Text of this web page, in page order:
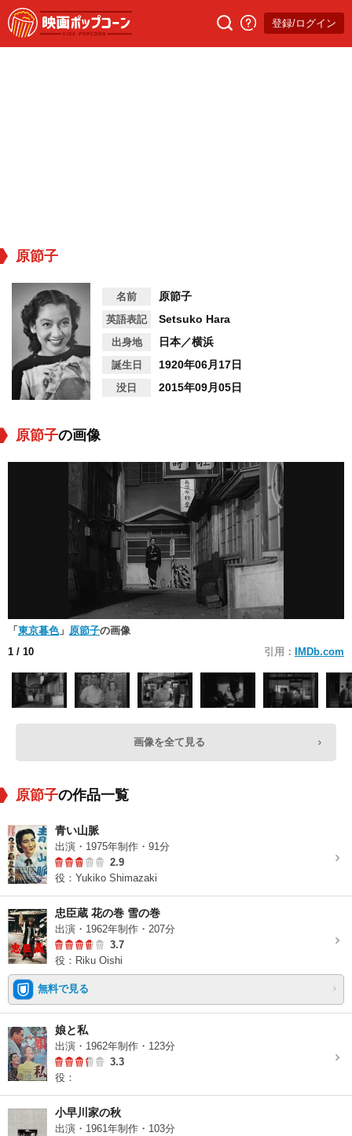
登録/ログイン
原節子
名前 原節子
英語表記 Setsuko Hara
出身地 日本／横浜
誕生日 1920年06月17日
没日 2015年09月05日
原節子の画像
「 東京暮色」 原節子の画像
1 / 10 引用： IMDb.com
画像を全て見る
原節子の作品一覧
青い山脈
出演・1975年制作・91分
2.9
役：Yukiko Shimazaki
忠臣蔵 花の巻 雪の巻
出演・1962年制作・207分
3.7
役：Riku Oishi
無料で見る
娘と私
出演・1962年制作・123分
3.3
役：
小早川家の秋
出演・1961年制作・103分